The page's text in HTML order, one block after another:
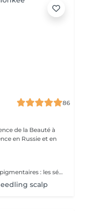
86
de la Beauté à
Les bienfaits du microneedling . Taches pigmentaires : les sérums éclaircissants agissent en profondeur pour un teint plus uniforme et lumineux. Acné & cicatrices : les actifs purifiants aident à réduire les imperfections, lisser la peau et favoriser la réparation. Rides & ridules : stimulation du collagène et de l'élastine pour une peau plus ferme, repulpée et visiblement rajeunie. Pores dilatés : le microneedling resserre les pores et affine le grain de peau, pour un aspect plus lisse et homogène. Résultat : une peau nette, éclatante et revitalisée, avec des améliorations visibles dès les premières séances. Benefits of Microneedling . Pigmentation spots: brightening serums work deep to even out skin tone and boost radiance. Acne & scars: purifying actives help reduce imperfections, smooth the skin, and support healing. Wrinkles & fine lines: stimulates collagen and elastin production for firmer, plumper, and younger-looking skin. Enlarged pores: microneedling helps tighten pores and refine skin texture for a smoother, more even look. The result: clearer, glowing, and revitalized skin, with visible improvements from the very first sessions.
scalp